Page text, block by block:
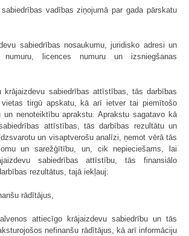
vadības ziņojumā par gada pārskatu
sabiedrības nosaukumu, juridisko adresi un
numuru, licences numuru un izsniegšanas
krājaizdevu sabiedrības attīstības, tās darbības
tirgū apskatu, kā arī ietver tai piemītošo
un nenoteiktību aprakstu. Aprakstu sagatavo kā
attīstības, tās darbības rezultātu un
un visaptverošu analīzi, ņemot vērā tās
un sarežģītību, un, cik nepieciešams, lai
sabiedrības attīstību, tās finansiālo
rezultātus, tajā iekļauj:
rādītājus,
attiecīgo krājaizdevu sabiedrību un tās
nefinanšu rādītājus, kā arī informāciju